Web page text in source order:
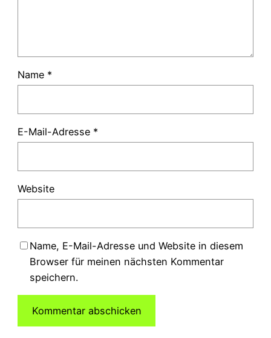
Name *
E-Mail-Adresse *
Website
Name, E-Mail-Adresse und Website in diesem
Browser für meinen nächsten Kommentar
speichern.